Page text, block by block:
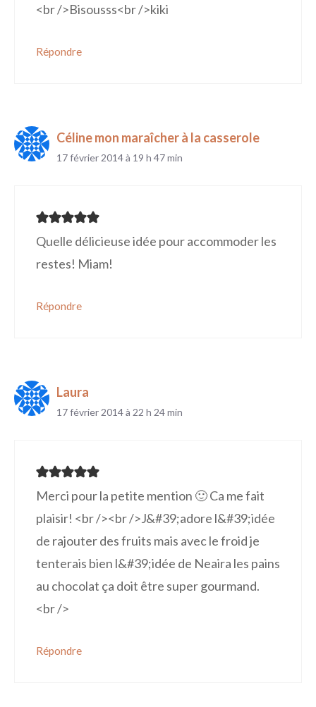
<br />Bisousss<br />kiki
Répondre
Céline mon maraîcher à la casserole
17 février 2014 à 19 h 47 min
Quelle délicieuse idée pour accommoder les
restes! Miam!
Répondre
Laura
17 février 2014 à 22 h 24 min
Merci pour la petite mention 🙂 Ca me fait
plaisir! <br /><br />J&#39;adore l&#39;idée
de rajouter des fruits mais avec le froid je
tenterais bien l&#39;idée de Neaira les pains
au chocolat ça doit être super gourmand.
<br />
Répondre